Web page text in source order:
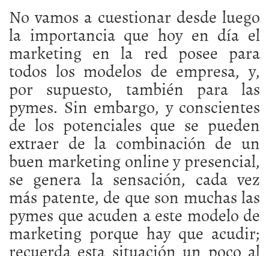
No vamos a cuestionar desde luego
la importancia que hoy en día el
marketing en la red posee para
todos los modelos de empresa, y,
por supuesto, también para las
pymes. Sin embargo, y conscientes
de los potenciales que se pueden
extraer de la combinación de un
buen marketing online y presencial,
se genera la sensación, cada vez
más patente, de que son muchas las
pymes que acuden a este modelo de
marketing porque hay que acudir;
recuerda esta situación un poco al